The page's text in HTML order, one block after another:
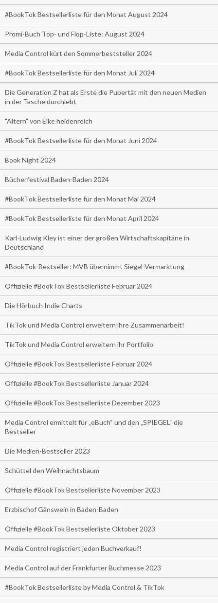
#BookTok Bestsellerliste für den Monat August 2024
Promi-Buch Top- und Flop-Liste: August 2024
Media Control kürt den Sommerbeststeller 2024
#BookTok Bestsellerliste für den Monat Juli 2024
Die Generation Z hat als Erste die Pubertät mit den neuen Medien
in der Tasche durchlebt
"Altern" von Elke heidenreich
#BookTok Bestsellerliste für den Monat Juni 2024
Book Night 2024
Bücherfestival Baden-Baden 2024
#BookTok Bestsellerliste für den Monat Mai 2024
#BookTok Bestsellerliste für den Monat April 2024
Karl-Ludwig Kley ist einer der großen Wirtschaftskapitäne in
Deutschland
#BookTok-Bestseller: MVB übernimmt Siegel-Vermarktung
Offizielle #BookTok Bestsellerliste Februar 2024
Die Hörbuch Indie Charts
TikTok und Media Control erweitern ihre Zusammenarbeit!
TikTok und Media Control erweitern ihr Portfolio
Offizielle #BookTok Bestsellerliste Februar 2024
Offizielle #BookTok Bestsellerliste Januar 2024
Offizielle #BookTok Bestsellerliste Dezember 2023
Media Control ermittelt für „eBuch“ und den „SPIEGEL“ die
Bestseller
Die Medien-Bestseller 2023
Schüttel den Weihnachtsbaum
Offizielle #BookTok Bestsellerliste November 2023
Erzbischof Gänswein in Baden-Baden
Offizielle #BookTok Bestsellerliste Oktober 2023
Media Control registriert jeden Buchverkauf!
Media Control auf der Frankfurter Buchmesse 2023
#BookTok Bestsellerliste by Media Control & TikTok